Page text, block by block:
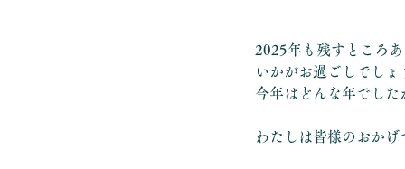
2025年も残すところ
いかがお過ごしでしょ
今年はどんな年でした
わたしは皆様のおか